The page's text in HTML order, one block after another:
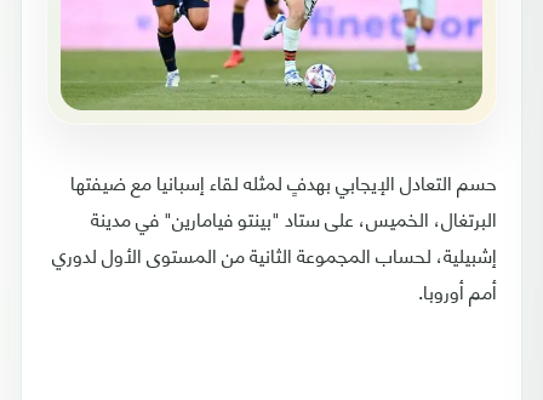
حسم التعادل الإيجابي بهدفٍ لمثله لقاء إسبانيا مع ضيفتها
البرتغال، الخميس، على ستاد "بينتو فيامارين" في مدينة
إشبيلية، لحساب المجموعة الثانية من المستوى الأول لدوري
أمم أوروبا.